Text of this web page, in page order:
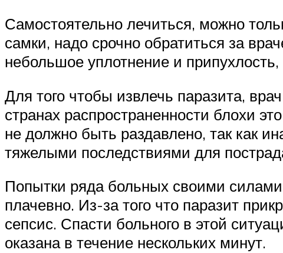
Самостоятельно лечиться, можно
самки, надо срочно обратиться за
небольшое уплотнение и
Для того чтобы извлечь паразита,
странах распространенности блохи
не должно быть раздавлено, так как
тяжелыми последствиями для
Попытки ряда больных своими
плачевно. Из-за того что паразит
сепсис. Спасти больного в этой
оказана в течение нескольких минут.